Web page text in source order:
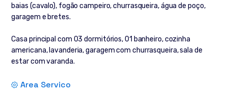
baias (cavalo), fogão campeiro, churrasqueira, água de poço,
garagem e bretes.
Casa principal com 03 dormitórios, 01 banheiro, cozinha
americana, lavanderia, garagem com churrasqueira, sala de
estar com varanda.
Area Servico